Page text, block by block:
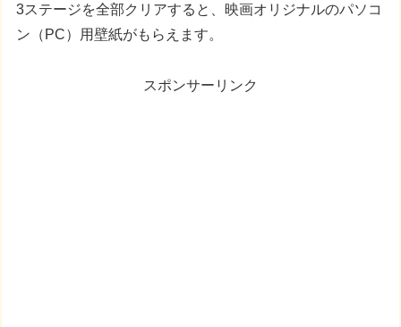
3ステージを全部クリアすると、映画オリジナルのパソコ
ン（PC）用壁紙がもらえます。
スポンサーリンク